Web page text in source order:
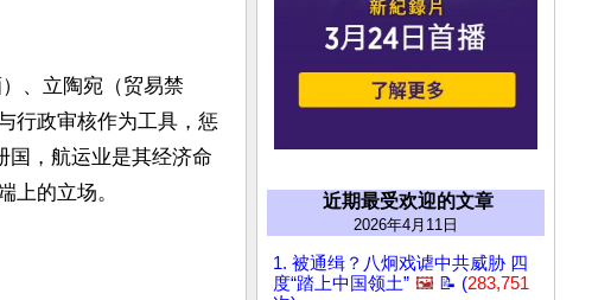
、立陶宛（贸易禁
行政审核作为工具，惩
国，航运业是其经济命
上的立场。
近期最受欢迎的文章
2026年4月11日
1. 被通缉？八炯戏谑中共威胁 四
度“踏上中国领土” 🖼️ 📝 (283,751